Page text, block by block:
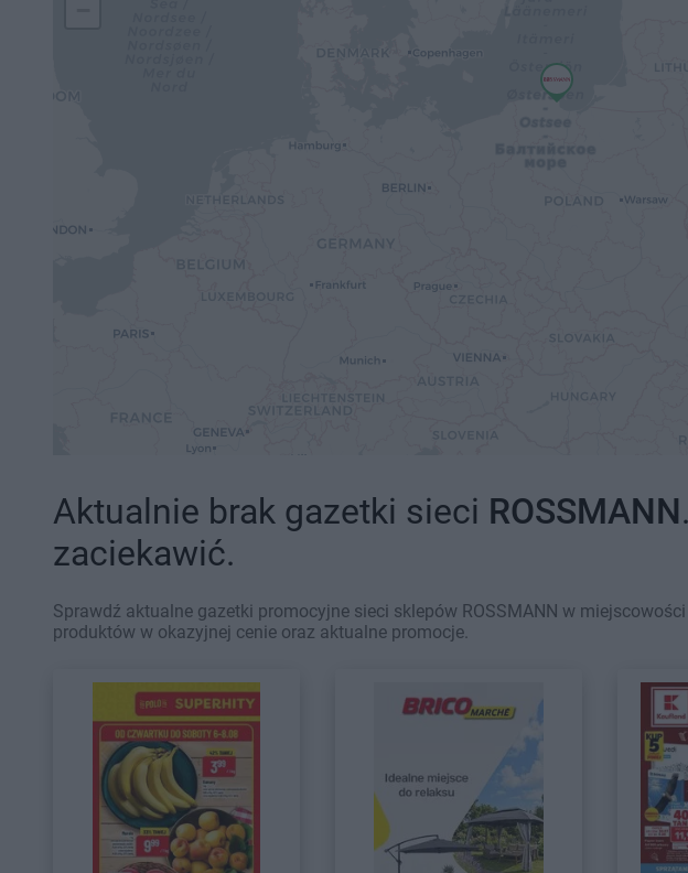
Aktualnie brak gazetki sieci ROSSMANN
zaciekawić.
Sprawdź aktualne gazetki promocyjne sieci sklepów ROSSMANN w
produktów w okazyjnej cenie oraz aktualne promocje.